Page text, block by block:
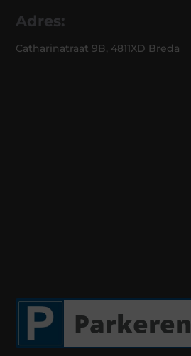
Adres:
Catharinatraat 9B, 4811XD Breda
Parkeren